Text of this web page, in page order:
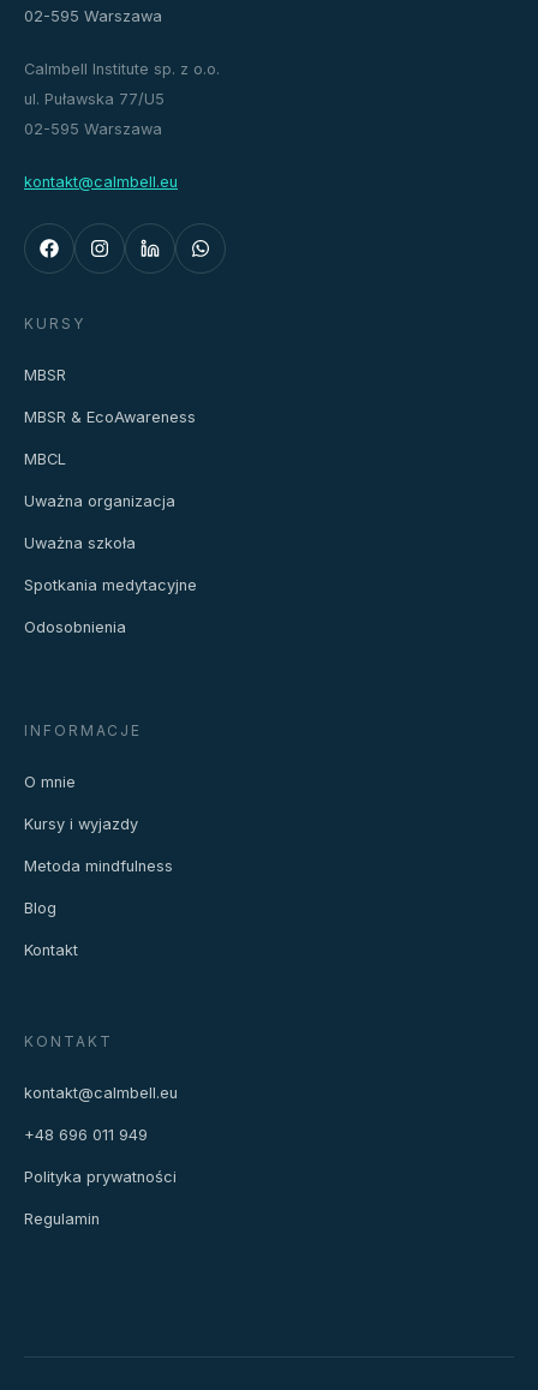
02-595 Warszawa
Calmbell Institute sp. z o.o.
ul. Puławska 77/U5
02-595 Warszawa
kontakt@calmbell.eu
KURSY
MBSR
MBSR & EcoAwareness
MBCL
Uważna organizacja
Uważna szkoła
Spotkania medytacyjne
Odosobnienia
INFORMACJE
O mnie
Kursy i wyjazdy
Metoda mindfulness
Blog
Kontakt
KONTAKT
kontakt@calmbell.eu
+48 696 011 949
Polityka prywatności
Regulamin